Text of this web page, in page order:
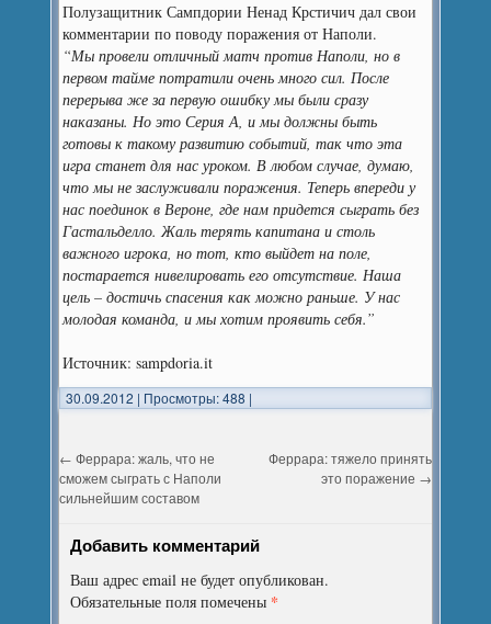
Полузащитник Сампдории Ненад Крстичич дал свои
комментарии по поводу поражения от Наполи.
“Мы провели отличный матч против Наполи, но в
первом тайме потратили очень много сил. После
перерыва же за первую ошибку мы были сразу
наказаны. Но это Серия А, и мы должны быть
готовы к такому развитию событий, так что эта
игра станет для нас уроком. В любом случае, думаю,
что мы не заслуживали поражения. Теперь впереди у
нас поединок в Вероне, где нам придется сыграть без
Гастальделло. Жаль терять капитана и столь
важного игрока, но тот, кто выйдет на поле,
постарается нивелировать его отсутствие. Наша
цель – достичь спасения как можно раньше. У нас
молодая команда, и мы хотим проявить себя.”
Источник: sampdoria.it
30.09.2012 | Просмотры: 488 |
← Феррара: жаль, что не
сможем сыграть с Наполи
сильнейшим составом
Феррара: тяжело принять
это поражение →
Добавить комментарий
Ваш адрес email не будет опубликован.
Обязательные поля помечены *